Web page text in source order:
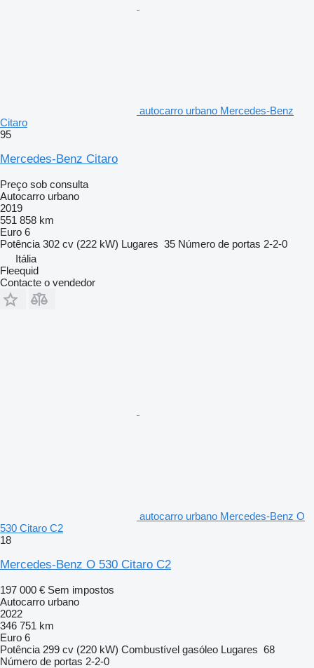
autocarro urbano Mercedes-Benz
Citaro
95
Mercedes-Benz Citaro
Preço sob consulta
Autocarro urbano
2019
551 858 km
Euro 6
Potência 302 cv (222 kW) Lugares 35 Número de portas 2-2-0
Itália
Fleequid
Contacte o vendedor
autocarro urbano Mercedes-Benz O
530 Citaro C2
18
Mercedes-Benz O 530 Citaro C2
197 000 € Sem impostos
Autocarro urbano
2022
346 751 km
Euro 6
Potência 299 cv (220 kW) Combustível gasóleo Lugares 68
Número de portas 2-2-0